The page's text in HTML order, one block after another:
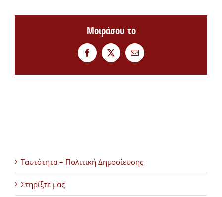
Μοιράσου το
FacebookTwitterEmail
Ταυτότητα – Πολιτική Δημοσίευσης
Στηρίξτε μας